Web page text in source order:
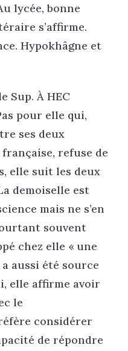
lycée, bonne
s’affirme.
Hypokhâgne et
Sup. À HEC
pour elle qui,
ses deux
refuse de
elle suit les deux
demoiselle est
mais ne s’en
souvent
chez elle « une
aussi été source
elle affirme avoir
le
considérer
de répondre